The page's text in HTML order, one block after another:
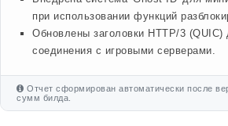
при использовании функций
Обновлены заголовки HTTP/3 (QUIC)
соединения с игровыми серверами.
Отчет сформирован автоматически после
сумм билда.